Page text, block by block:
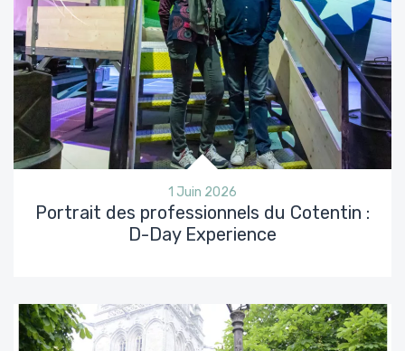
1 Juin 2026
Portrait des professionnels du Cotentin :
D-Day Experience